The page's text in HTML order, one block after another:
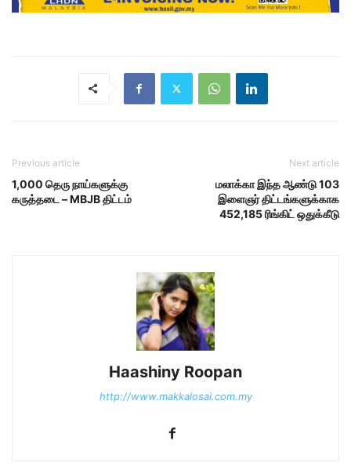
Previous article
1,000 தெரு நாய்களுக்கு
கருத்தடை – MBJB திட்டம்
Next article
மலாக்கா இந்த ஆண்டு 103
இளைஞர் திட்டங்களுக்காக
452,185 ரிங்கிட் ஒதுக்கீடு
Haashiny Roopan
http://www.makkalosai.com.my